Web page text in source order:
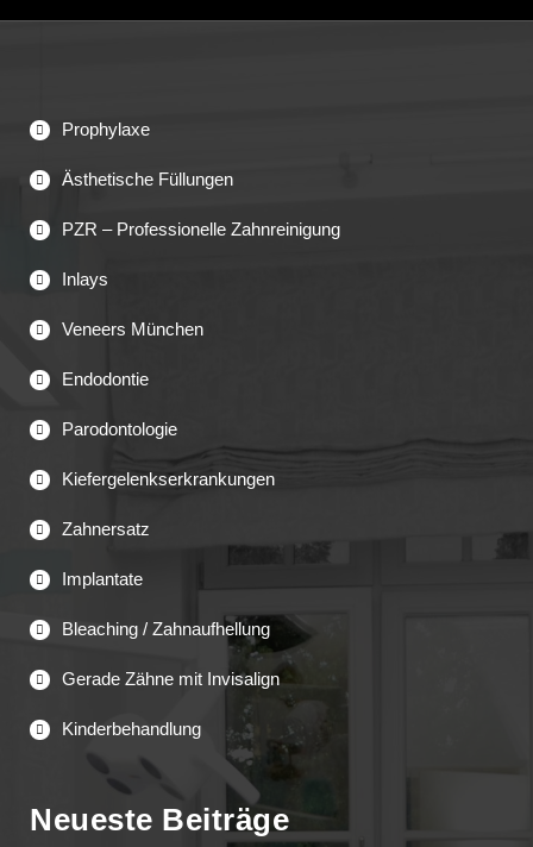
Prophylaxe
Ästhetische Füllungen
PZR – Professionelle Zahnreinigung
Inlays
Veneers München
Endodontie
Parodontologie
Kiefergelenkserkrankungen
Zahnersatz
Implantate
Bleaching / Zahnaufhellung
Gerade Zähne mit Invisalign
Kinderbehandlung
Neueste Beiträge